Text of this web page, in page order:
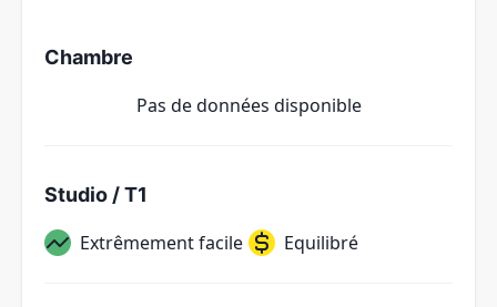
Chambre
Pas de données disponible
Studio / T1
Extrêmement facile Equilibré